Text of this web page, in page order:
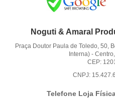
Noguti & Amaral
Praça Doutor Paula de Toledo, 50,
Interna) -
CEP:
CNPJ:
Telefone Loja